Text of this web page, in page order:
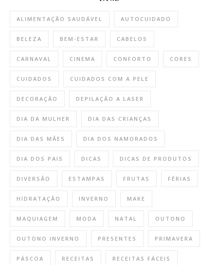
ALIMENTAÇÃO SAUDÁVEL AUTOCUIDADO
BELEZA BEM-ESTAR CABELOS
CARNAVAL CINEMA CONFORTO CORES
CUIDADOS CUIDADOS COM A PELE
DECORAÇÃO DEPILAÇÃO A LASER
DIA DA MULHER DIA DAS CRIANÇAS
DIA DAS MÃES DIA DOS NAMORADOS
DIA DOS PAIS DICAS DICAS DE PRODUTOS
DIVERSÃO ESTAMPAS FRUTAS FÉRIAS
HIDRATAÇÃO INVERNO MAKE
MAQUIAGEM MODA NATAL OUTONO
OUTONO INVERNO PRESENTES PRIMAVERA
PÁSCOA RECEITAS RECEITAS FÁCEIS